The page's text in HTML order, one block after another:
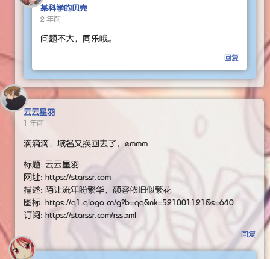
某科学的贝壳
2 年前
问题不大，同乐哦。
回复
云云星羽
1 年前
滴滴滴，域名又换回去了，emmm
标题: 云云星羽
网址: https://starssr.com
描述: 陌让流年盼繁华，颜容依旧似繁花
图标: https://q1.qlogo.cn/g?b=qq&nk=521001121&s=640
订阅: https://starssr.com/rss.xml
回复